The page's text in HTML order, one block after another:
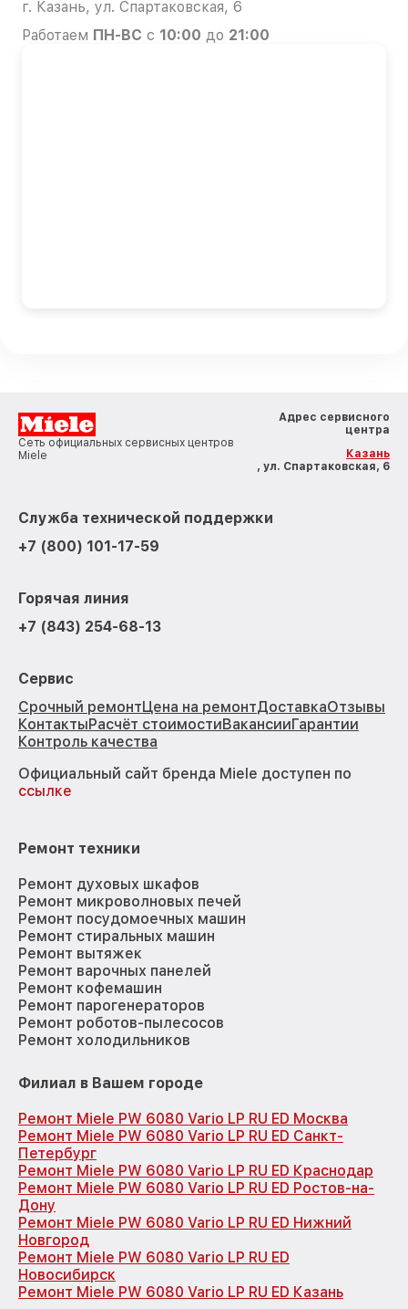
г. Казань, ул. Спартаковская, 6
Работаем ПН-ВС с 10:00 до 21:00
Сеть официальных сервисных центров
Miele
Адрес сервисного
центра
Казань
, ул. Спартаковская, 6
Служба технической поддержки
+7 (800) 101-17-59
Горячая линия
+7 (843) 254-68-13
Сервис
Срочный ремонтЦена на ремонтДоставкаОтзывы
КонтактыРасчёт стоимостиВакансииГарантии
Контроль качества
Официальный сайт бренда Miele доступен по
ссылке
Ремонт техники
Ремонт духовых шкафов
Ремонт микроволновых печей
Ремонт посудомоечных машин
Ремонт стиральных машин
Ремонт вытяжек
Ремонт варочных панелей
Ремонт кофемашин
Ремонт парогенераторов
Ремонт роботов-пылесосов
Ремонт холодильников
Филиал в Вашем городе
Ремонт Miele PW 6080 Vario LP RU ED Москва
Ремонт Miele PW 6080 Vario LP RU ED Санкт-
Петербург
Ремонт Miele PW 6080 Vario LP RU ED Краснодар
Ремонт Miele PW 6080 Vario LP RU ED Ростов-на-
Дону
Ремонт Miele PW 6080 Vario LP RU ED Нижний
Новгород
Ремонт Miele PW 6080 Vario LP RU ED
Новосибирск
Ремонт Miele PW 6080 Vario LP RU ED Казань